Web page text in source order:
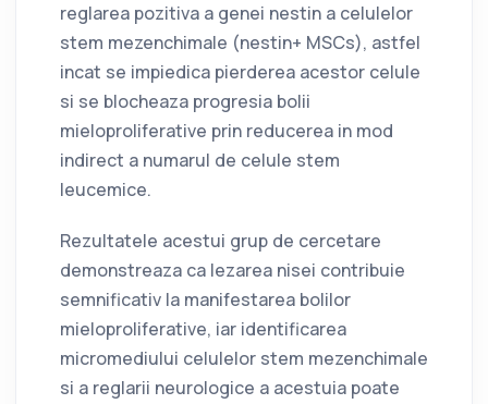
reglarea pozitiva a genei nestin a celulelor
stem mezenchimale (nestin+ MSCs), astfel
incat se impiedica pierderea acestor celule
si se blocheaza progresia bolii
mieloproliferative prin reducerea in mod
indirect a numarul de celule stem
leucemice.
Rezultatele acestui grup de cercetare
demonstreaza ca lezarea nisei contribuie
semnificativ la manifestarea bolilor
mieloproliferative, iar identificarea
micromediului celulelor stem mezenchimale
si a reglarii neurologice a acestuia poate